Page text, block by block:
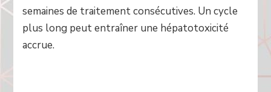
semaines de traitement consécutives. Un cycle
plus long peut entraîner une hépatotoxicité
accrue.